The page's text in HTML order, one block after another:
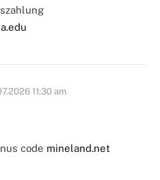
11:30 am
code mineland.net